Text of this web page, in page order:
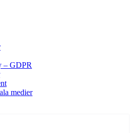
– GDPR
medier